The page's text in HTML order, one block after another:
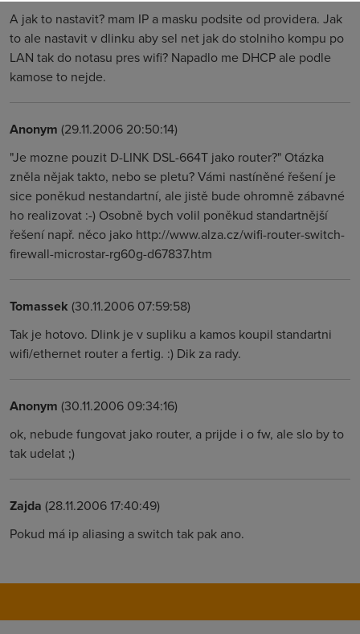
A jak to nastavit? mam IP a masku podsite od providera. Jak
to ale nastavit v dlinku aby sel net jak do stolniho kompu po
LAN tak do notasu pres wifi? Napadlo me DHCP ale podle
kamose to nejde.
Anonym (29.11.2006 20:50:14)
"Je mozne pouzit D-LINK DSL-664T jako router?" Otázka
zněla nějak takto, nebo se pletu? Vámi nastíněné řešení je
sice poněkud nestandartní, ale jistě bude ohromně zábavné
ho realizovat :-) Osobně bych volil poněkud standartnější
řešení např. něco jako http://www.alza.cz/wifi-router-switch-
firewall-microstar-rg60g-d67837.htm
Tomassek (30.11.2006 07:59:58)
Tak je hotovo. Dlink je v supliku a kamos koupil standartni
wifi/ethernet router a fertig. :) Dik za rady.
Anonym (30.11.2006 09:34:16)
ok, nebude fungovat jako router, a prijde i o fw, ale slo by to
tak udelat ;)
Zajda (28.11.2006 17:40:49)
Pokud má ip aliasing a switch tak pak ano.